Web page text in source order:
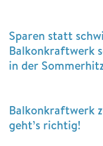
Sparen statt
Balkonkraftwerk
in der
Balkonkraftwerk
geht’s richtig!